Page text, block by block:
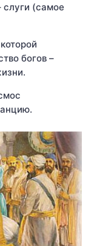
(самое
богов –